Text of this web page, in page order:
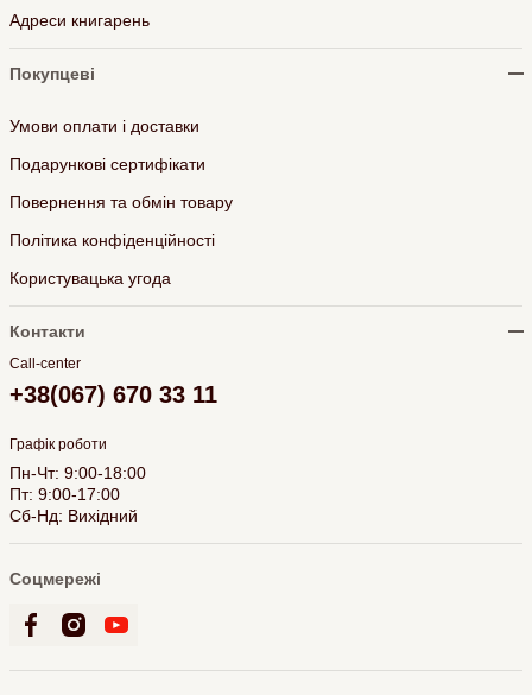
Адреси книгарень
Покупцеві
Умови оплати і доставки
Подарункові сертифікати
Повернення та обмін товару
Політика конфіденційності
Користувацька угода
Контакти
Call-center
+38(067) 670 33 11
Графік роботи
Пн-Чт: 9:00-18:00
Пт: 9:00-17:00
Сб-Нд: Вихідний
Соцмережі